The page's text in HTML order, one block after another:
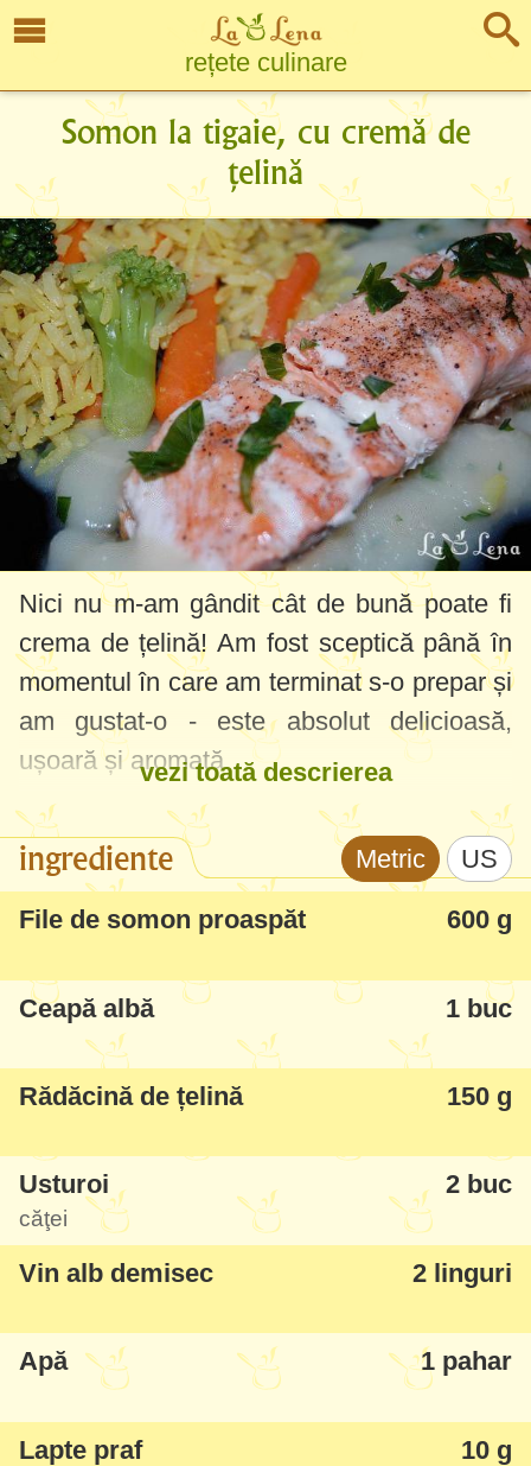
rețete culinare
Somon la tigaie, cu cremă de
țelină
Nici nu m-am gândit cât de bună poate fi
crema de țelină! Am fost sceptică până în
momentul în care am terminat s-o prepar și
am gustat-o - este absolut delicioasă,
ușoară și aromată.
Rețeta am găsit-o într-o carte de bucătărie
sănătoasă și dietetică, în care se
menționează că somonul proaspăt, în
cantități mici, este foarte recomandat în
regimurile de slăbire. Bineînțeles, preparat
corect.
În combinație cu crema de țelină a fost
și sățios. Plus că se prepară în jumătate de
oră!
L-am servit cu garnitură de
Orez cu curry și
vezi toată descrierea
ingrediente Metric US
File de somon proaspăt 600 g
Ceapă albă 1 buc
Rădăcină de țelină 150 g
Usturoi 2 buc
căţei
Vin alb demisec 2 linguri
Apă 1 pahar
Lapte praf 10 g